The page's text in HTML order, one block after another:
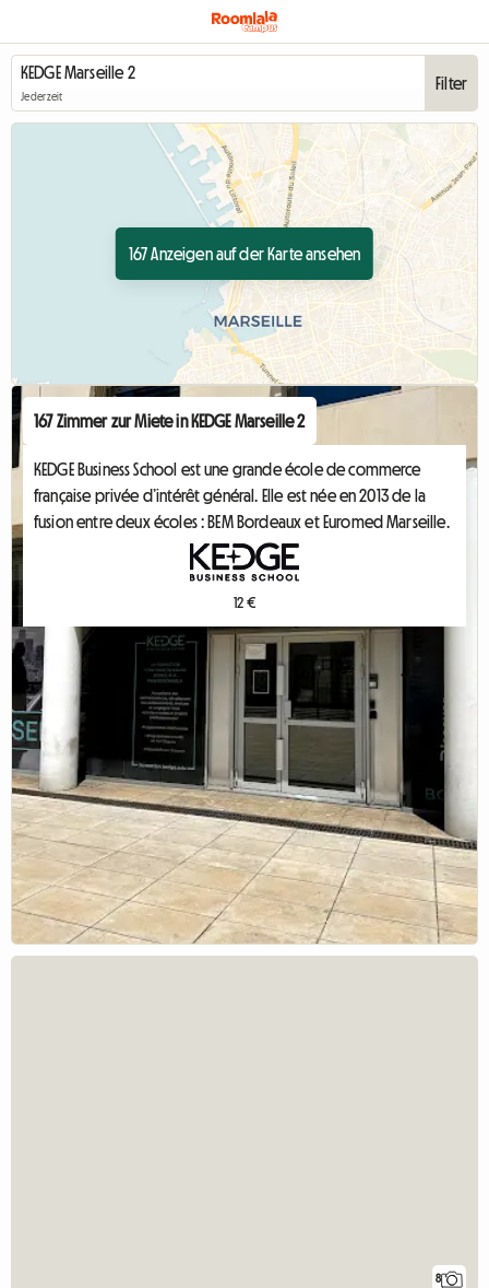
Jederzeit
Filter
167 Anzeigen auf der Karte ansehen
167 Zimmer zur Miete in KEDGE Marseille 2
KEDGE Business School est une grande école de commerce
française privée d’intérêt général. Elle est née en 2013 de la
fusion entre deux écoles : BEM Bordeaux et Euromed Marseille.
12 €
8